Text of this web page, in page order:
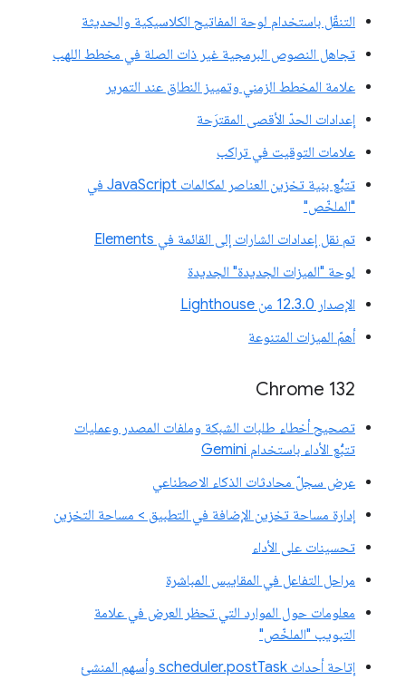
التنقّل باستخدام لوحة المفاتيح الكلاسيكية والحديثة
تجاهل النصوص البرمجية غير ذات الصلة في مخطط اللهب
علامة المخطط الزمني وتمييز النطاق عند التمرير
إعدادات الحدّ الأقصى المقترَحة
علامات التوقيت في تراكب
تتبُّع بنية تخزين العناصر لمكالمات JavaScript في
"الملخّص"
تم نقل إعدادات الشارات إلى القائمة في Elements
لوحة "الميزات الجديدة" الجديدة
الإصدار 12.3.0 من Lighthouse
أهمّ الميزات المتنوعة
Chrome 132
تصحيح أخطاء طلبات الشبكة وملفات المصدر وعمليات
تتبُّع الأداء باستخدام Gemini
عرض سجلّ محادثات الذكاء الاصطناعي
إدارة مساحة تخزين الإضافة في التطبيق > مساحة التخزين
تحسينات على الأداء
مراحل التفاعل في المقاييس المباشرة
معلومات حول الموارد التي تحظر العرض في علامة
التبويب "الملخّص"
إتاحة أحداث scheduler.postTask وأسهم المنشئ